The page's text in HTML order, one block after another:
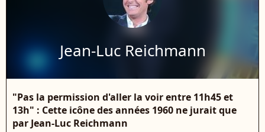
Jean-Luc Reichmann
"Pas la permission d'aller la voir entre 11h45 et
13h" : Cette icône des années 1960 ne jurait que
par Jean-Luc Reichmann